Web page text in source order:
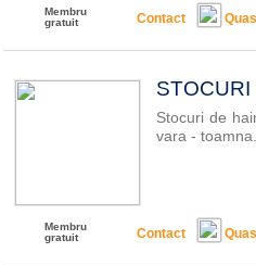
Membru
gratuit
Contact
STOCURI
Stocuri de
vara -
Membru
gratuit
Contact